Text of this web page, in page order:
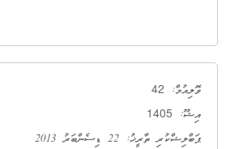
ވޮލިއުމް: 42
އިޝޫ: 1405
ޕަބްލިޝްކުރި ތާރީޚު: 22 ޑިސެންބަރު 2013